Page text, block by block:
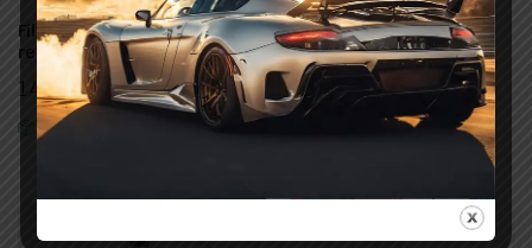
Filtro Glp Fase Liquida Dacia-
renault-fiat Reductor Li 10
14,74€IVA Incl.
In Stock
Filtro Glp Fase Liquida
Reductor Li 10 Fiat Tipo,
Dacia, Renault, Opel
9,89 IVA Incl.